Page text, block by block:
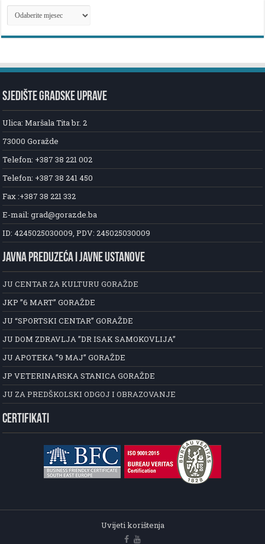
ARHIVA
NOVOSTI
SJEDIŠTE GRADSKE UPRAVE
Ulica: Maršala Tita br. 2
73000 Goražde
Telefon: +387 38 221 002
Telefon: +387 38 241 450
Fax :+387 38 221 332
E-mail: grad@gorazde.ba
ID: 4245025030009, PDV: 245025030009
JAVNA PREDUZEĆA I JAVNE USTANOVE
JU CENTAR ZA KULTURU GORAŽDE
JKP ”6 MART” GORAŽDE
JU “SPORTSKI CENTAR” GORAŽDE
JU DOM ZDRAVLJA ”DR ISAK SAMOKOVLIJA”
JU APOTEKA ”9 MAJ” GORAŽDE
JP VETERINARSKA STANICA GORAŽDE
JU ZA PREDŠKOLSKI ODGOJ I OBRAZOVANJE
CERTIFIKATI
Uvijeti korištenja